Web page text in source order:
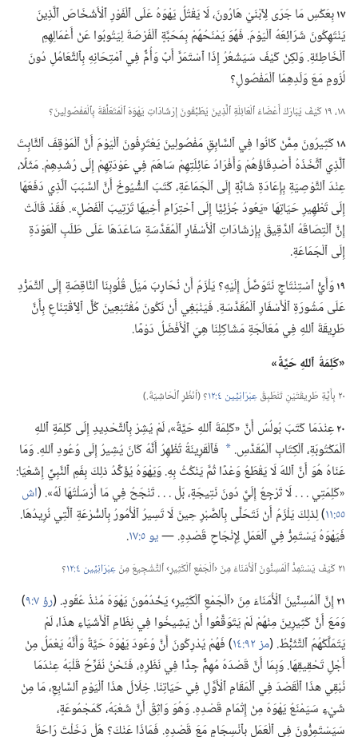
١٧بِعَكْسِ مَا جَرَى لِٱبْنَيْ هَارُونَ،‏ لَا يَقْتُلُ يَهْوَهُ عَلَى ٱلْفَوْرِ ٱلْأَشْخَاصَ ٱلَّذِينَ
يَنْتَهِكُونَ شَرَائِعَهُ ٱلْيَوْمَ.‏ فَهُوَ يَمْنَحُهُمْ بِمَحَبَّةٍ ٱلْفُرْصَةَ لِيَتُوبُوا عَنْ أَعْمَالِهِمِ
ٱلْخَاطِئَةِ.‏ وَلكِنْ كَيْفَ سَيَشْعُرُ إِذَا ٱسْتَمَرَّ أَبٌ وَأُمٌّ فِي ٱمْتِحَانِهِ بِٱلتَّعَامُلِ دُونَ
لُزُومٍ مَعَ وَلَدِهِمَا ٱلْمَفْصُولِ؟‏
١٨،‏ ١٩ كَيْفَ يُبَارَكُ أَعْضَاءُ ٱلْعَائِلَةِ ٱلَّذِينَ يُطَبِّقُونَ إِرْشَادَاتِ يَهْوَهَ ٱلْمُتَعَلِّقَةَ بِٱلْمَفْصُولِينَ؟‏
١٨كَثِيرُونَ مِمَّنْ كَانُوا فِي ٱلسَّابِقِ مَفْصُولِينَ يَعْتَرِفُونَ ٱلْيَوْمَ أَنَّ ٱلْمَوْقِفَ ٱلثَّابِتَ
ٱلَّذِي ٱتَّخَذَهُ أَصْدِقَاؤُهُمْ وَأَفْرَادُ عَائِلَتِهِمْ سَاهَمَ فِي عَوْدَتِهِمْ إِلَى رُشْدِهِمْ.‏ مَثَلًا،‏
عِنْدَ ٱلتَّوْصِيَةِ بِإِعَادَةِ شَابَّةٍ إِلَى ٱلْجَمَاعَةِ،‏ كَتَبَ ٱلشُّيُوخُ أَنَّ ٱلسَّبَبَ ٱلَّذِي دَفَعَهَا
إِلَى تَطْهِيرِ حَيَاتِهَا «يَعُودُ جُزْئِيًّا إِلَى ٱحْتِرَامِ أَخِيهَا تَرْتِيبَ ٱلْفَصْلِ».‏ فَقَدْ قَالَتْ
إِنَّ ٱلْتِصَاقَهُ ٱلدَّقِيقَ بِإِرْشَادَاتِ ٱلْأَسْفَارِ ٱلْمُقَدَّسَةِ سَاعَدَهَا عَلَى طَلَبِ ٱلْعَوْدَةِ
إِلَى ٱلْجَمَاعَةِ.‏
١٩وَأَيُّ ٱسْتِنْتَاجٍ نَتَوَصَّلُ إِلَيْهِ؟‏ يَلْزَمُ أَنْ نُحَارِبَ مَيْلَ قُلُوبِنَا ٱلنَّاقِصَةِ إِلَى ٱلتَّمَرُّدِ
عَلَى مَشُورَةِ ٱلْأَسْفَارِ ٱلْمُقَدَّسَةِ.‏ فَيَنْبَغِي أَنْ نَكُونَ مُقْتَنِعِينَ كُلَّ ٱلِٱقْتِنَاعِ بِأَنَّ
طَرِيقَةَ ٱللهِ فِي مُعَالَجَةِ مَشَاكِلِنَا هِيَ ٱلْأَفْضَلُ دَوْمًا.‏
‏«كَلِمَةُ ٱللهِ حَيَّةٌ»‏
٢٠ بِأَيَّةِ طَرِيقَتَيْنِ تَنْطَبِقُ عِبْرَانِيِّين ٤:‏١٢
‏؟‏ (‏اُنْظُرِ ٱلْحَاشِيَةَ.‏)‏
٢٠عِنْدَمَا كَتَبَ بُولُسُ أَنَّ «كَلِمَةَ ٱللهِ حَيَّةٌ»،‏ لَمْ يُشِرْ بِٱلتَّحْدِيدِ إِلَى كَلِمَةِ ٱللهِ
ٱلْمَكْتُوبَةِ،‏ ٱلْكِتَابِ ٱلْمُقَدَّسِ.‏ * فَٱلْقَرِينَةُ تُظْهِرُ أَنَّهُ كَانَ يُشِيرُ إِلَى وُعُودِ ٱللهِ.‏ وَمَا
عَنَاهُ هُوَ أَنَّ ٱللهَ لَا يَقْطَعُ وَعْدًا ثُمَّ يَنْكُثُ بِهِ.‏ وَيَهْوَهُ يُؤَكِّدُ ذلِكَ بِفَمِ ٱلنَّبِيِّ إِشَعْيَا:‏
«كَلِمَتِي .‏ .‏ .‏ لَا تَرْجِعُ إِلَيَّ دُونَ نَتِيجَةٍ،‏ بَلْ .‏ .‏ .‏ تَنْجَحُ فِي مَا أَرْسَلْتُهَا لَهُ».‏ (‏اش
٥٥:‏١١ ‏)‏ لِذلِكَ يَلْزَمُ أَنْ نَتَحَلَّى بِٱلصَّبْرِ حِينَ لَا تَسِيرُ ٱلْأُمُورُ بِٱلسُّرْعَةِ ٱلَّتِي نُرِيدُهَا.‏
فَيَهْوَهُ يَسْتَمِرُّ فِي ٱلْعَمَلِ لِإِنْجَاحِ قَصْدِهِ.‏ —‏يو ٥:‏١٧ ‏.‏
٢١ كَيْفَ يَسْتَمِدُّ ٱلْمُسِنُّونَ ٱلْأُمَنَاءُ مِنَ ‹ٱلْجَمْعِ ٱلْكَثِيرِ› ٱلتَّشْجِيعَ مِنْ عِبْرَانِيِّين ٤:‏١٢
‏؟‏
٢١ إِنَّ ٱلْمُسِنِّينَ ٱلْأُمَنَاءَ مِنَ ‹ٱلْجَمْعِ ٱلْكَثِيرِ› يَخْدُمُونَ يَهْوَهَ مُنْذُ عُقُودٍ.‏ (‏رؤ ٧:‏٩
‏)‏
وَمَعَ أَنَّ كَثِيرِينَ مِنْهُمْ لَمْ يَتَوَقَّعُوا أَنْ يَشِيخُوا فِي نِظَامِ ٱلْأَشْيَاءِ هذَا،‏ لَمْ
يَتَمَلَّكْهُمُ ٱلتَّثَبُّطُ.‏ (‏مز ٩٢:‏١٤
‏)‏ فَهُمْ يُدْرِكُونَ أَنَّ وُعُودَ يَهْوَهَ حَيَّةٌ وَأَنَّهُ يَعْمَلُ مِنْ
أَجْلِ تَحْقِيقِهَا.‏ وَبِمَا أَنَّ قَصْدَهُ مُهِمٌّ جِدًّا فِي نَظَرِهِ،‏ فَنَحْنُ نُفَرِّحُ قَلْبَهُ عِنْدَمَا
نُبْقِي هذَا ٱلْقَصْدَ فِي ٱلْمَقَامِ ٱلْأَوَّلِ فِي حَيَاتِنَا.‏ خِلَالَ هذَا ٱلْيَوْمِ ٱلسَّابِعِ،‏ مَا مِنْ
شَيْءٍ سَيَمْنَعُ يَهْوَهَ مِنْ إِتْمَامِ قَصْدِهِ.‏ وَهُوَ وَاثِقٌ أَنَّ شَعْبَهُ،‏ كَمَجْمُوعَةٍ،‏
سَيَسْتَمِرُّونَ فِي ٱلْعَمَلِ بِٱنْسِجَامٍ مَعَ قَصْدِهِ.‏ فَمَاذَا عَنْكَ؟‏ هَلْ دَخَلْتَ رَاحَةَ